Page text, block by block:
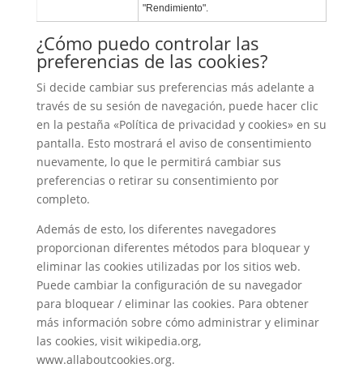
"Rendimiento".
¿Cómo puedo controlar las
preferencias de las cookies?
Si decide cambiar sus preferencias más adelante a
través de su sesión de navegación, puede hacer clic
en la pestaña «Política de privacidad y cookies» en su
pantalla. Esto mostrará el aviso de consentimiento
nuevamente, lo que le permitirá cambiar sus
preferencias o retirar su consentimiento por
completo.
Además de esto, los diferentes navegadores
proporcionan diferentes métodos para bloquear y
eliminar las cookies utilizadas por los sitios web.
Puede cambiar la configuración de su navegador
para bloquear / eliminar las cookies. Para obtener
más información sobre cómo administrar y eliminar
las cookies, visit wikipedia.org,
www.allaboutcookies.org.